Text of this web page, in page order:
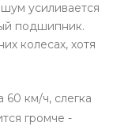
усиливается
подшипник.
колесах, хотя
км/ч, слегка
громче -